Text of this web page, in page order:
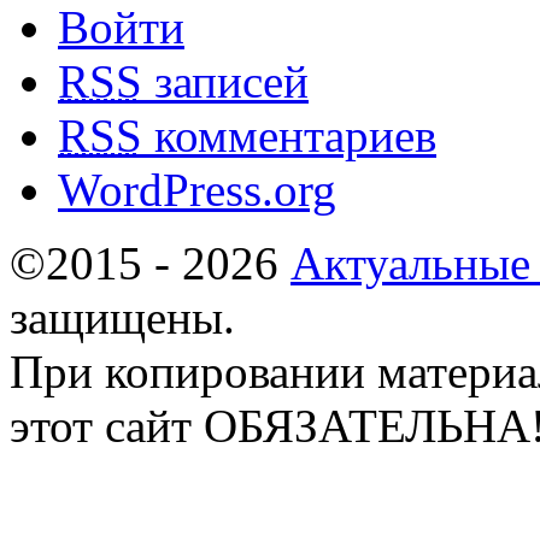
Войти
RSS записей
RSS комментариев
WordPress.org
©2015 - 2026
защищены.
При копировании
этот сайт